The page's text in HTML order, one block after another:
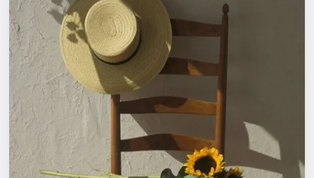
Квесты
Экскурсии
Спорт
События
Города